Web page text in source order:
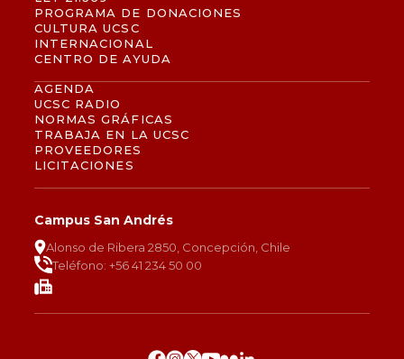
PROGRAMA DE DONACIONES
CULTURA UCSC
INTERNACIONAL
CENTRO DE AYUDA
AGENDA
UCSC RADIO
NORMAS GRÁFICAS
TRABAJA EN LA UCSC
PROVEEDORES
LICITACIONES
Campus San Andrés
Alonso de Ribera 2850, Concepción, Chile
Teléfono: +56 41 234 50 00